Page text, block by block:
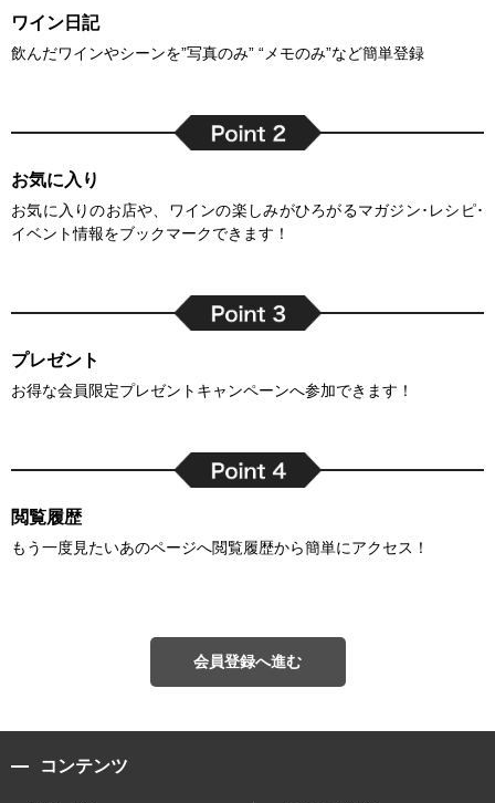
ワイン日記
飲んだワインやシーンを”写真のみ” “メモのみ”など簡単登録
お気に入り
お気に入りのお店や、ワインの楽しみがひろがるマガジン･レシピ･
イベント情報をブックマークできます！
プレゼント
お得な会員限定プレゼントキャンペーンへ参加できます！
閲覧履歴
もう一度見たいあのページへ閲覧履歴から簡単にアクセス！
会員登録へ進む
コンテンツ